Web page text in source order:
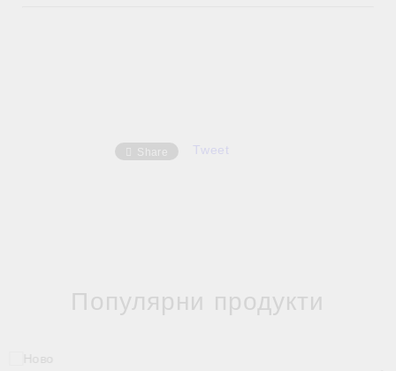
Share Tweet
Популярни продукти